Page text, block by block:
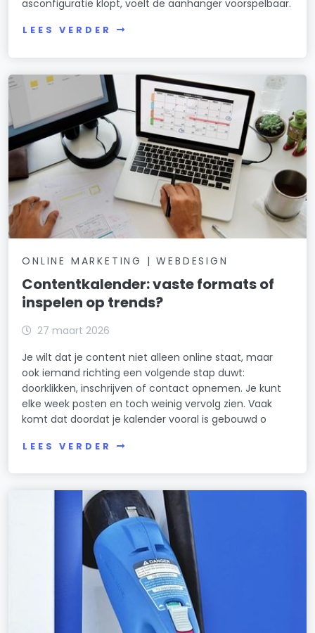
asconfiguratie klopt, voelt de aanhanger voorspelbaar.
LEES VERDER
ONLINE MARKETING | WEBDESIGN
Contentkalender: vaste formats of
inspelen op trends?
27 maart 2026
Je wilt dat je content niet alleen online staat, maar
ook iemand richting een volgende stap duwt:
doorklikken, inschrijven of contact opnemen. Je kunt
elke week posten en toch weinig vervolg zien. Vaak
komt dat doordat je kalender vooral is gebouwd o
LEES VERDER